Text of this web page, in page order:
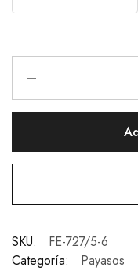
SKU:
FE-727/5-6
Categoría:
Payasos